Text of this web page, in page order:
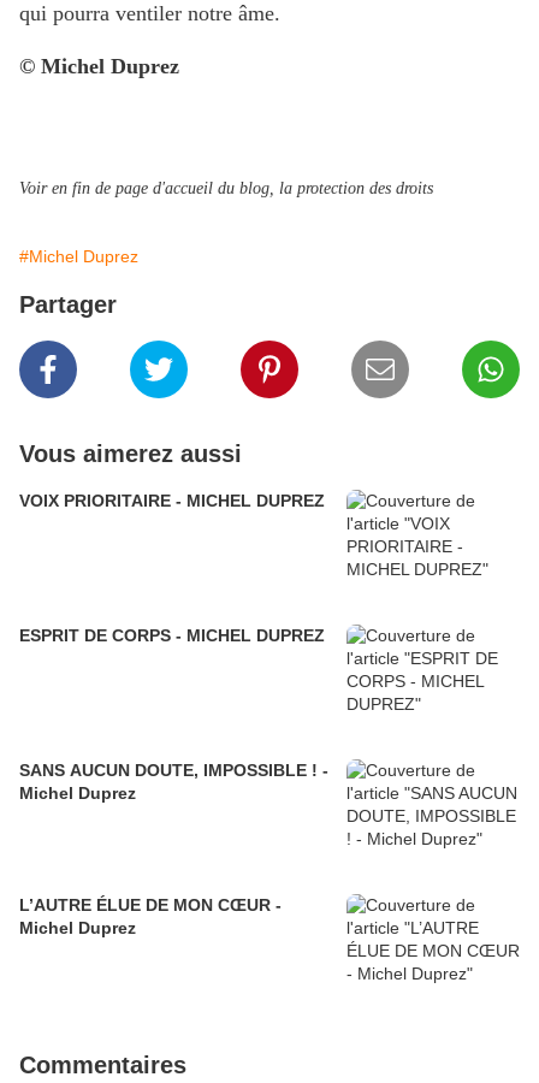
qui pourra ventiler notre âme.
© Michel Duprez
Voir en fin de page d'accueil du blog, la protection des droits
#Michel Duprez
Partager
Vous aimerez aussi
VOIX PRIORITAIRE - MICHEL DUPREZ
ESPRIT DE CORPS - MICHEL DUPREZ
SANS AUCUN DOUTE, IMPOSSIBLE ! -
Michel Duprez
L’AUTRE ÉLUE DE MON CŒUR -
Michel Duprez
Commentaires